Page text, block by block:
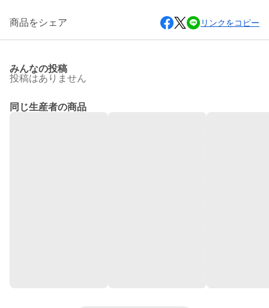
商品をシェア リンクをコピー
みんなの投稿
投稿はありません
同じ生産者の商品